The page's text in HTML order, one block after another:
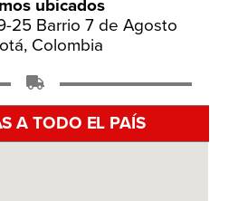
ubicados
25 Barrio 7 de Agosto
Colombia
A TODO EL PAÍS